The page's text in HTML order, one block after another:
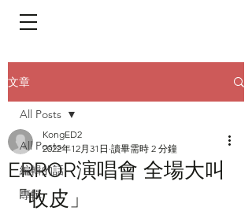
文章
All Posts
編輯的話
專輯
All Posts
ERROR演唱會 全場大叫
「收皮」
KongED2
2022年12月31日 讀畢需時 2 分鐘